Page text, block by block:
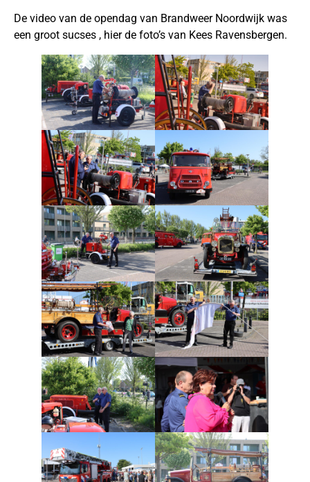
De video van de opendag van Brandweer Noordwijk was
een groot sucses , hier de foto’s van Kees Ravensbergen.